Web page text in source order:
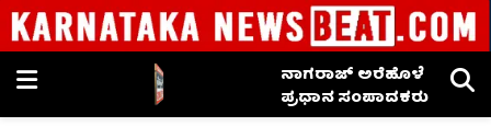
ನಾಗರಾಜ್ ಅರೆಹೊಳೆ
ಪ್ರಧಾನ ಸಂಪಾದಕರು